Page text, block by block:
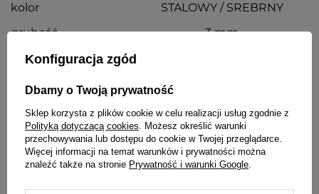
kolor
STALOWY / SREBRNY
grubość
3 mm
Wraz z bransoletą otrzymasz:
dowód zakupu - paragon lub fakturę VAT
komplet teleskopów
SZCZEGÓŁOWE DANE
Konfiguracja zgód
Dbamy o Twoją prywatność
Sklep korzysta z plików cookie w celu realizacji usług zgodnie z
Polityką dotyczącą cookies . Możesz określić warunki
przechowywania lub dostępu do cookie w Twojej przeglądarce.
Więcej informacji na temat warunków i prywatności można
znaleźć także na stronie Prywatność i warunki Google